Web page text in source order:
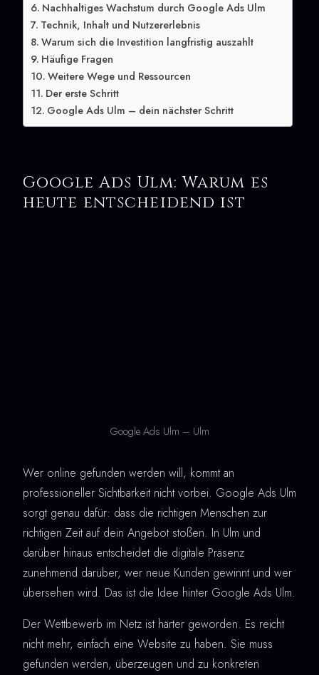
Nachhaltiges Wachstum durch Google Ads Ulm
Technik, Inhalt und Nutzererlebnis
Warum sich die Investition langfristig auszahlt
Häufige Fragen
Weitere Wege und Ressourcen
Der erste Schritt
Google Ads Ulm – dein nächster Schritt
Google Ads Ulm: Warum es
heute entscheidend ist
Google Ads Ulm – Ulm
Wer online gefunden werden will, kommt an
professioneller Sichtbarkeit nicht vorbei. Google Ads Ulm
sorgt genau dafür: dass die richtigen Menschen zur
richtigen Zeit auf dein Angebot stoßen. In Ulm und
darüber hinaus entscheidet die digitale Präsenz
zunehmend darüber, wer neue Kunden gewinnt und wer
übersehen wird. Das ist die Idee hinter Google Ads Ulm.
Der Wettbewerb im Netz ist härter geworden. Es reicht
nicht mehr, einfach eine Website zu haben. Sie muss
gefunden werden, überzeugen und zu konkreten